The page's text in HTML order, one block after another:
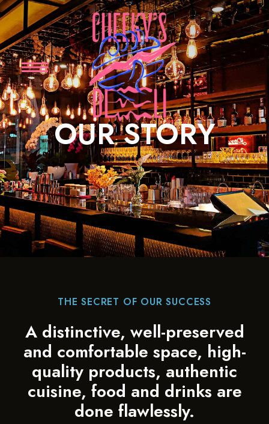
OUR STORY
THE SECRET OF OUR SUCCESS
A distinctive, well-preserved
and comfortable space, high-
quality products, authentic
cuisine, food and drinks are
done flawlessly.